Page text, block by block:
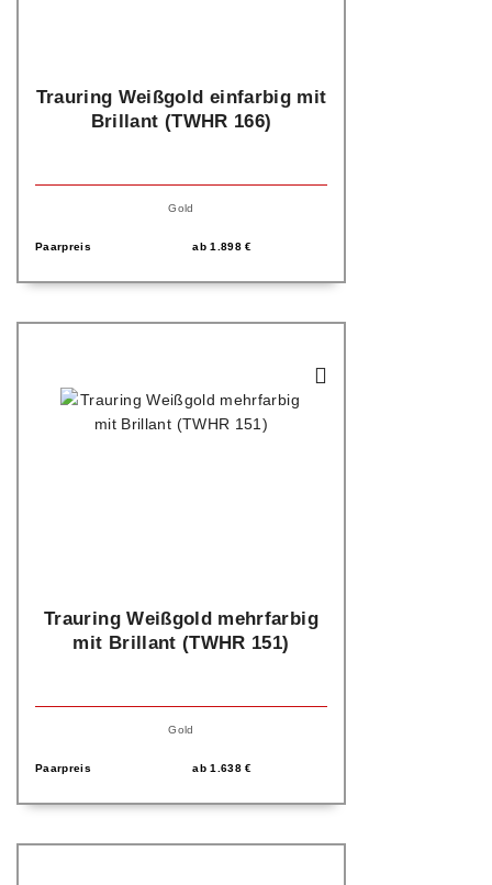
Trauring Weißgold einfarbig mit
Brillant (TWHR 166)
Gold
Paarpreis ab1.898€
Trauring Weißgold mehrfarbig
mit Brillant (TWHR 151)
Gold
Paarpreis ab1.638€